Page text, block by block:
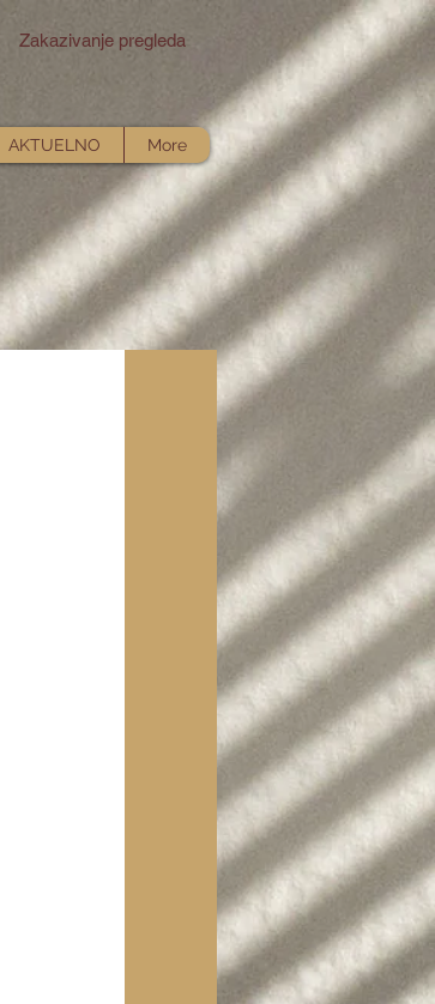
Zakazivanje pregleda
AKTUELNO More